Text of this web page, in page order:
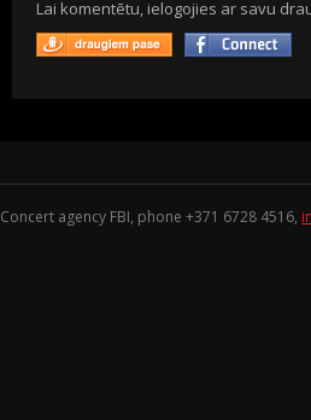
Lai komentētu, ielogojies ar savu
Concert agency FBI, phone +371 6728 4516,